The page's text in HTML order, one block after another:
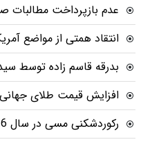
عدم بازپرداخت مطالبات
انتقاد همتی از مواضع
بدرقه قاسم زاده توسط
افزایش قیمت طلای جهانی امروز
رکوردشکنی مسی در سال 2026